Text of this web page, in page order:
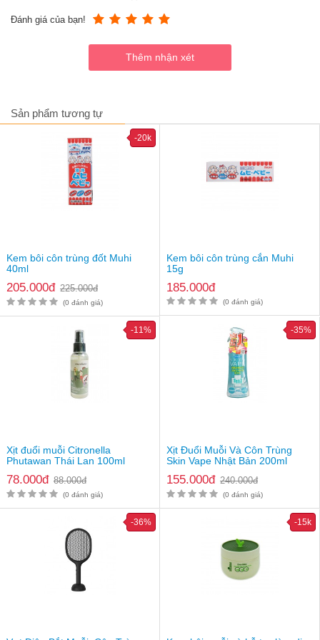
Đèn bắt muỗi Con Dơi có thể bắt cả muỗi ban ngày và ban
đêm ( đèn khác chỉ bắt đc muỗi ban đêm).
Đặc biệt so với các loại đèn khác thì đèn Cn02 còn bắt được
trường sống bị ô nhiểm
Sản phẩm được làm từ nhựa c..hố-ng cháy hỗ trợ độ bền khi
vệ sinh rất mất thời gian.
Phạm vi sử dụng rộng, có thể sử dụng cho nhà hàng, quán
cafe, nhà ở...
Thời gian diệt muỗi lên đến 30 phút khi bật đèn sáng
Review đèn bắt muỗi CN02 có tốt không?
Đánh giá của bạn!
Sản phẩm tương tự
Kem bôi côn trùng đốt Muhi
40ml
205.000đ 225.000đ
-20k
(0 đánh giá)
Kem bôi côn trùng cắn Muhi
15g
185.000đ
(0 đánh giá)
Xịt đuổi muỗi Citronella
Phutawan Thái Lan 100ml
78.000đ 88.000đ
-11%
(0 đánh giá)
Xịt Đuổi Muỗi Và Côn Trùng
Skin Vape Nhật Bản 200ml
155.000đ 240.000đ
-35%
(0 đánh giá)
-36% -15k